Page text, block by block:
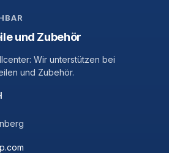
und Zubehör
Wir unterstützen bei
und Zubehör.